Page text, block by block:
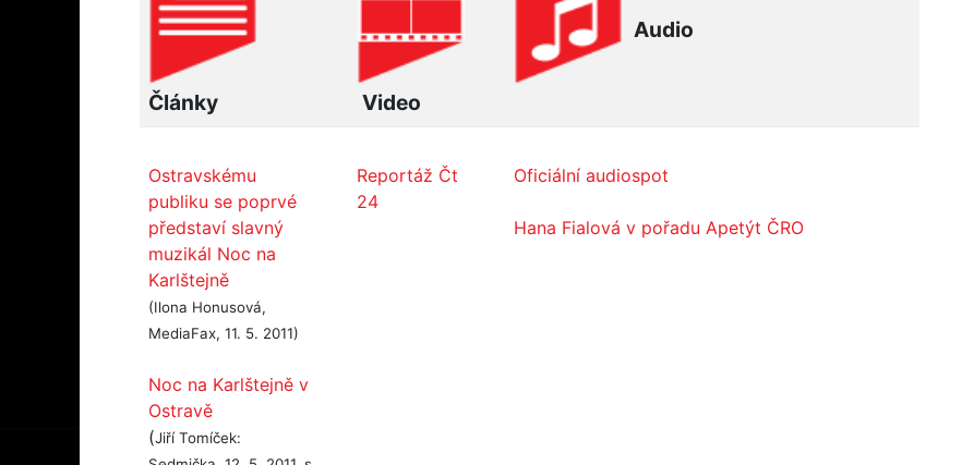
Články Video
Audio
Ostravskému
publiku se poprvé
představí slavný
muzikál Noc na
Karlštejně
(Ilona Honusová,
MediaFax, 11. 5. 2011)
Noc na Karlštejně v
Ostravě
(Jiří Tomíček:
Reportáž Čt
24
Oficiální audiospot
Hana Fialová v pořadu Apetýt ČRO